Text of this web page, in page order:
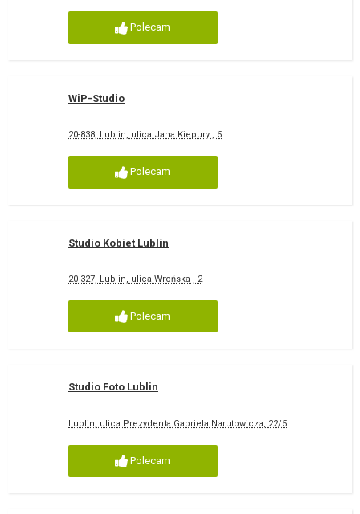
Polecam
WiP-Studio
20-838, Lublin, ulica Jana Kiepury , 5
Polecam
Studio Kobiet Lublin
20-327, Lublin, ulica Wrońska , 2
Polecam
Studio Foto Lublin
Lublin, ulica Prezydenta Gabriela Narutowicza, 22/5
Polecam